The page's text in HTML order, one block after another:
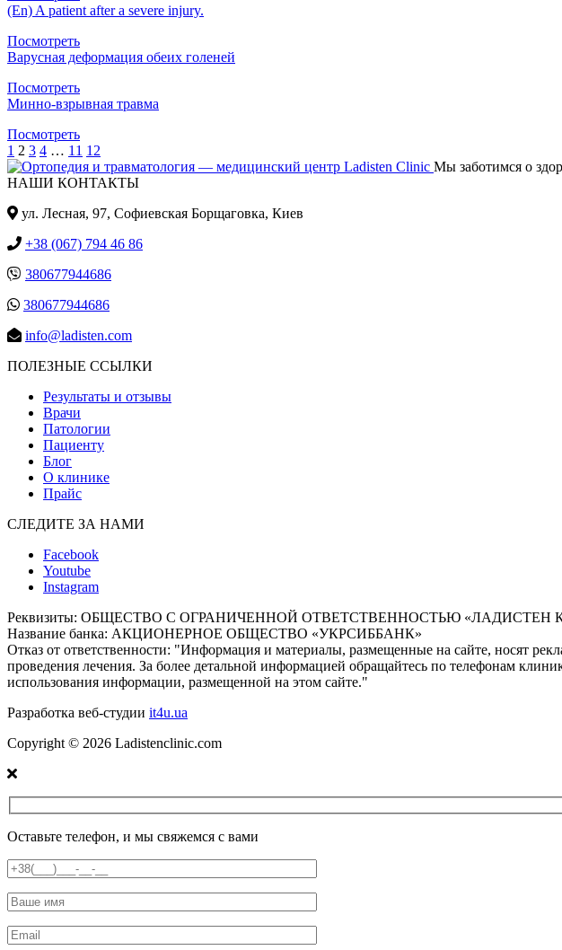
(En) A patient after a severe injury.
Посмотреть
Варусная деформация обеих голеней
Посмотреть
Минно-взрывная травма
Посмотреть
1 2 3 4 … 11 12
Мы заботимся о
НАШИ КОНТАКТЫ
ул. Лесная, 97, Cофиевская Борщаговка, Киев
+38 (067) 794 46 86
380677944686
380677944686
info@ladisten.com
ПОЛЕЗНЫЕ ССЫЛКИ
Результаты и отзывы
Врачи
Патологии
Пациенту
Блог
О клинике
Прайс
СЛЕДИТЕ ЗА НАМИ
Facebook
Youtube
Instagram
Реквизиты: ОБЩЕСТВО С ОГРАНИЧЕННОЙ ОТВЕТСТВЕННОСТЬЮ «ЛАДИСТЕН
Название банка: АКЦИОНЕРНОЕ ОБЩЕСТВО «УКРСИББАНК»
Отказ от ответственности: "Информация и материалы, размещенные на сайте, носят
проведения лечения. За более детальной информацией обращайтесь по телефонам
использования информации, размещенной на этом сайте."
Разработка веб-студии it4u.ua
Copyright © 2026 Ladistenclinic.com
Оставьте телефон, и мы свяжемся с вами